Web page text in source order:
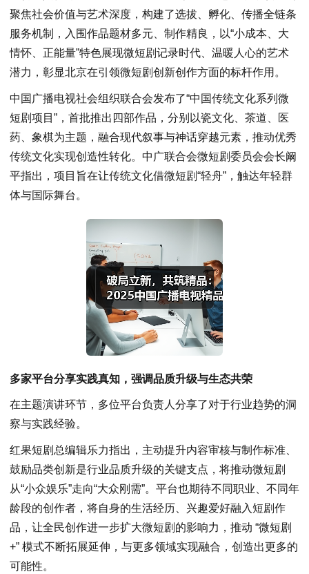
聚焦社会价值与艺术深度，构建了选拔、孵化、传播全链条
服务机制，入围作品题材多元、制作精良，以“小成本、大
情怀、正能量”特色展现微短剧记录时代、温暖人心的艺术
潜力，彰显北京在引领微短剧创新创作方面的标杆作用。
中国广播电视社会组织联合会发布了“中国传统文化系列微
短剧项目”，首批推出四部作品，分别以瓷文化、茶道、医
药、象棋为主题，融合现代叙事与神话穿越元素，推动优秀
传统文化实现创造性转化。中广联合会微短剧委员会会长阚
平指出，项目旨在让传统文化借微短剧“轻舟”，触达年轻群
体与国际舞台。
多家平台分享实践真知，强调品质升级与生态共荣
在主题演讲环节，多位平台负责人分享了对于行业趋势的洞
察与实践经验。
红果短剧总编辑乐力指出，主动提升内容审核与制作标准、
鼓励品类创新是行业品质升级的关键支点，将推动微短剧
从“小众娱乐”走向“大众刚需”。平台也期待不同职业、不同年
龄段的创作者，将自身的生活经历、兴趣爱好融入短剧作
品，让全民创作进一步扩大微短剧的影响力，推动 “微短剧
+” 模式不断拓展延伸，与更多领域实现融合，创造出更多的
可能性。